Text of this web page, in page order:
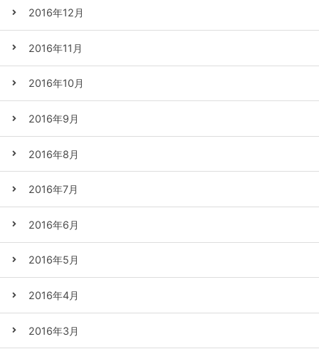
2016年12月
2016年11月
2016年10月
2016年9月
2016年8月
2016年7月
2016年6月
2016年5月
2016年4月
2016年3月